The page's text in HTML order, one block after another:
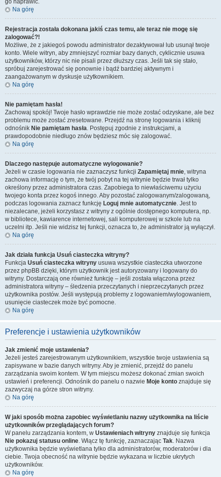
go naprawić.
Na górę
Rejestracja została dokonana jakiś czas temu, ale teraz nie mogę się
zalogować?!
Możliwe, że z jakiegoś powodu administrator dezaktywował lub usunął twoje
konto. Wiele witryn, aby zmniejszyć rozmiar bazy danych, cyklicznie usuwa
użytkowników, którzy nic nie pisali przez dłuższy czas. Jeśli tak się stało,
spróbuj zarejestrować się ponownie i bądź bardziej aktywnym i
zaangażowanym w dyskusje użytkownikiem.
Na górę
Nie pamiętam hasła!
Zachowaj spokój! Twoje hasło wprawdzie nie może zostać odzyskane, ale bez
problemu może zostać zresetowane. Przejdź na stronę logowania i kliknij
odnośnik Nie pamiętam hasła. Postępuj zgodnie z instrukcjami, a
prawdopodobnie niedługo znów będziesz móc się zalogować.
Na górę
Dlaczego następuje automatyczne wylogowanie?
Jeżeli w czasie logowania nie zaznaczysz funkcji Zapamiętaj mnie, witryna
zachowa informację o tym, że twój pobyt na tej witrynie będzie trwał tylko
określony przez administratora czas. Zapobiega to niewłaściwemu użyciu
twojego konta przez kogoś innego. Aby pozostać zalogowanym/zalogowaną,
podczas logowania zaznacz funkcję Loguj mnie automatycznie. Jest to
niezalecane, jeżeli korzystasz z witryny z ogólnie dostępnego komputera, np.
w bibliotece, kawiarence internetowej, sali komputerowej w szkole lub na
uczelni itp. Jeśli nie widzisz tej funkcji, oznacza to, że administrator ją wyłączył.
Na górę
Jak działa funkcja Usuń ciasteczka witryny?
Funkcja Usuń ciasteczka witryny usuwa wszystkie ciasteczka utworzone
przez phpBB dzięki, którym użytkownik jest autoryzowany i logowany do
witryny. Dostarczają one również funkcję – jeśli została włączona przez
administratora witryny – śledzenia przeczytanych i nieprzeczytanych przez
użytkownika postów. Jeśli występują problemy z logowaniem/wylogowaniem,
usunięcie ciasteczek może być pomocne.
Na górę
Preferencje i ustawienia użytkowników
Jak zmienić moje ustawienia?
Jeżeli jesteś zarejestrowanym użytkownikiem, wszystkie twoje ustawienia są
zapisywane w bazie danych witryny. Aby je zmienić, przejdź do panelu
zarządzania swoim kontem. W tym miejscu możesz dokonać zmian swoich
ustawień i preferencji. Odnośnik do panelu o nazwie Moje konto znajduje się
zazwyczaj na górze stron witryny.
Na górę
W jaki sposób można zapobiec wyświetlaniu nazwy użytkownika na liście
użytkowników przeglądających forum?
W panelu zarządzania kontem, w Ustawieniach witryny znajduje się funkcja
Nie pokazuj statusu online. Włącz tę funkcję, zaznaczając Tak. Nazwa
użytkownika będzie wyświetlana tylko dla administratorów, moderatorów i dla
ciebie. Twoja obecność na witrynie będzie wykazana w liczbie ukrytych
użytkowników.
Na górę